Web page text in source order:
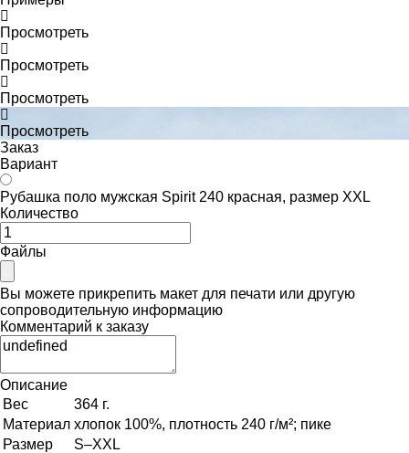
Просмотреть
Просмотреть
Просмотреть
Просмотреть
Заказ
Вариант
Рубашка поло мужская Spirit 240 красная, размер XXL
Количество
Файлы
Вы можете прикрепить макет для печати или другую
сопроводительную информацию
Комментарий к заказу
Описание
Вес
364 г.
Материал хлопок 100%, плотность 240 г/м²; пике
Размер
S–XXL